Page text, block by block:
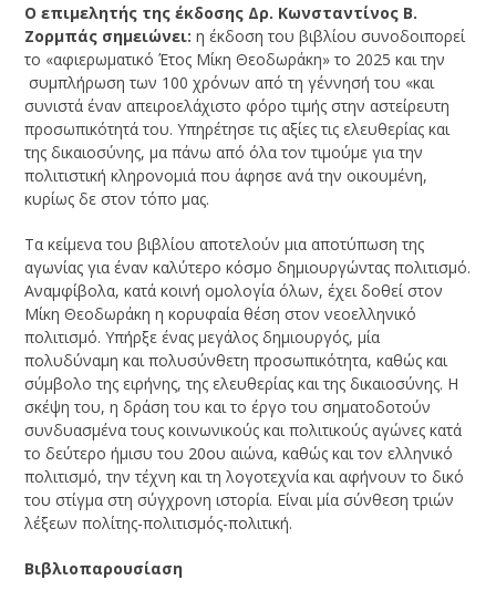
Ο επιμελητής της έκδοσης Δρ. Κωνσταντίνος Β.
Ζορμπάς σημειώνει:η έκδοση του βιβλίου συνοδοιπορεί
το «αφιερωματικό Έτος Μίκη Θεοδωράκη» το 2025 και την
συμπλήρωση των 100 χρόνων από τη γέννησή του «και
συνιστά έναν απειροελάχιστο φόρο τιμής στην αστείρευτη
προσωπικότητά του. Υπηρέτησε τις αξίες τις ελευθερίας και
της δικαιοσύνης, μα πάνω από όλα τον τιμούμε για την
πολιτιστική κληρονομιά που άφησε ανά την οικουμένη,
κυρίως δε στον τόπο μας.
Τα κείμενα του βιβλίου αποτελούν μια αποτύπωση της
αγωνίας για έναν καλύτερο κόσμο δημιουργώντας πολιτισμό.
Αναμφίβολα, κατά κοινή ομολογία όλων, έχει δοθεί στον
Μίκη Θεοδωράκη η κορυφαία θέση στον νεοελληνικό
πολιτισμό. Υπήρξε ένας μεγάλος δημιουργός, μία
πολυδύναμη και πολυσύνθετη προσωπικότητα, καθώς και
σύμβολο της ειρήνης, της ελευθερίας και της δικαιοσύνης. Η
σκέψη του, η δράση του και το έργο του σηματοδοτούν
συνδυασμένα τους κοινωνικούς και πολιτικούς αγώνες κατά
το δεύτερο ήμισυ του 20ου αιώνα, καθώς και τον ελληνικό
πολιτισμό, την τέχνη και τη λογοτεχνία και αφήνουν το δικό
του στίγμα στη σύγχρονη ιστορία. Είναι μία σύνθεση τριών
λέξεων πολίτης-πολιτισμός-πολιτική.
Βιβλιοπαρουσίαση